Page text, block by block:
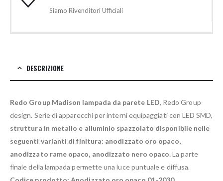
Siamo Rivenditori Ufficiali
DESCRIZIONE
Redo Group Madison lampada da parete LED, Redo Group
design. Serie di apparecchi per interni equipaggiati con LED SMD,
struttura in metallo e alluminio spazzolato disponibile nelle
seguenti varianti di finitura: anodizzato oro opaco,
anodizzato rame opaco, anodizzato nero opaco.La parte
finale della lampada permette una luce puntuale e diffusa.